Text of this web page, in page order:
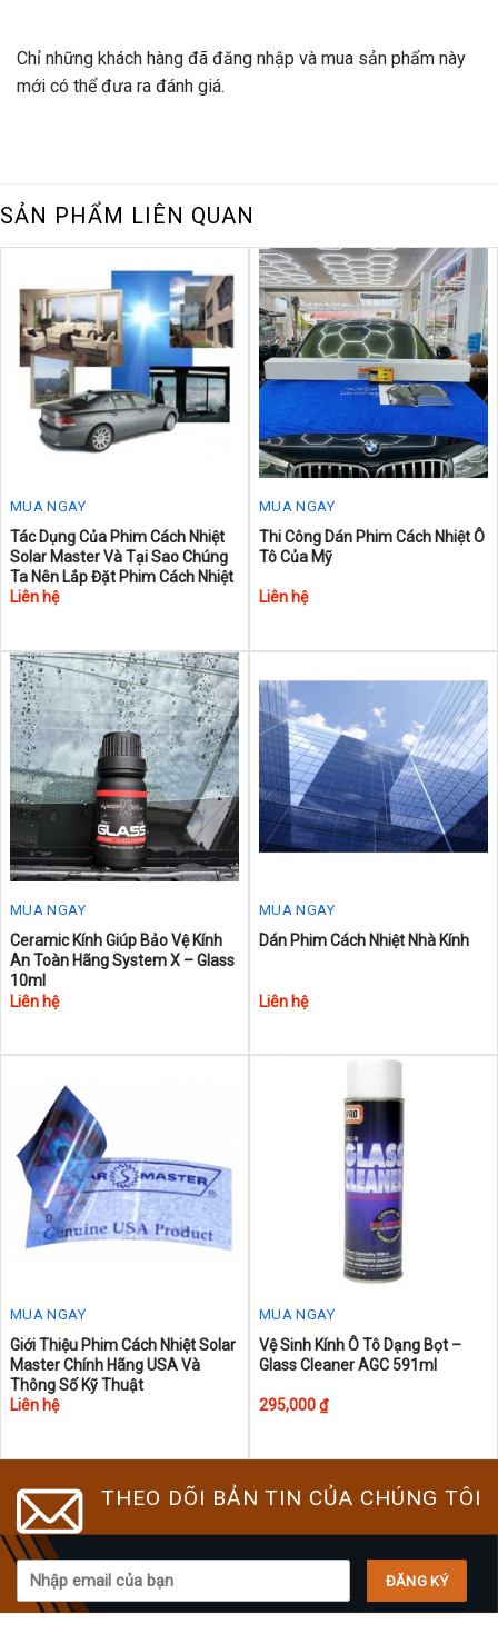
Chỉ những khách hàng đã đăng nhập và mua sản phẩm này
mới có thể đưa ra đánh giá.
SẢN PHẨM LIÊN QUAN
MUA NGAY
Tác Dụng Của Phim Cách Nhiệt
Solar Master Và Tại Sao Chúng
Ta Nên Lắp Đặt Phim Cách Nhiệt
Liên hệ
MUA NGAY
Thi Công Dán Phim Cách Nhiệt Ô
Tô Của Mỹ
Liên hệ
MUA NGAY
Ceramic Kính Giúp Bảo Vệ Kính
An Toàn Hãng System X – Glass
10ml
Liên hệ
MUA NGAY
Dán Phim Cách Nhiệt Nhà Kính
Liên hệ
MUA NGAY
Giới Thiệu Phim Cách Nhiệt Solar
Master Chính Hãng USA Và
Thông Số Kỹ Thuật
Liên hệ
MUA NGAY
Vệ Sinh Kính Ô Tô Dạng Bọt –
Glass Cleaner AGC 591ml
295,000₫
THEO DÕI BẢN TIN CỦA CHÚNG TÔI